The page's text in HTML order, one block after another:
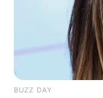
BUZZ DAY